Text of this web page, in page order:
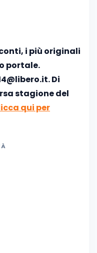
i più originali
portale.
Di
stagione del
qui per